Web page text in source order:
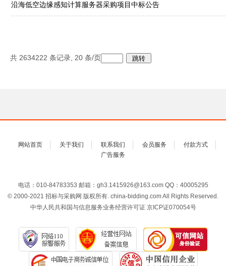
沿海低空边缘感知计算服务器采购项目中标公告
共 2634222 条记录, 20 条/页
网站首页 关于我们 联系我们 会员服务
付款方式
广告服务
电话：010-84783353 邮箱：gh3.1415926@163.com QQ：40005295
© 2000-2021 招标与采购网 版权所有. china-bidding.com All Rights Reserved.
中华人民共和国与信息服务业务经营许可证 京ICP证070054号